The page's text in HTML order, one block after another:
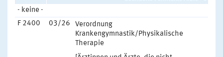
- keine -
F 2400
03/26
Verordnung
Krankengymnastik/Physikalische
Therapie